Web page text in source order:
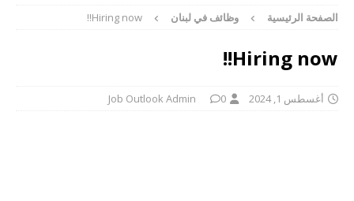
الصفحة الرئيسية وظائف في لبنان Hiring now!!
Hiring now!!
أغسطس 1, 2024 Job Outlook Admin 0